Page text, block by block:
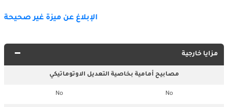
الإبلاغ عن ميزة غير صحيحة
مزايا خارجية
مصابيح أمامية بخاصية التعديل الاوتوماتيكي
No
No